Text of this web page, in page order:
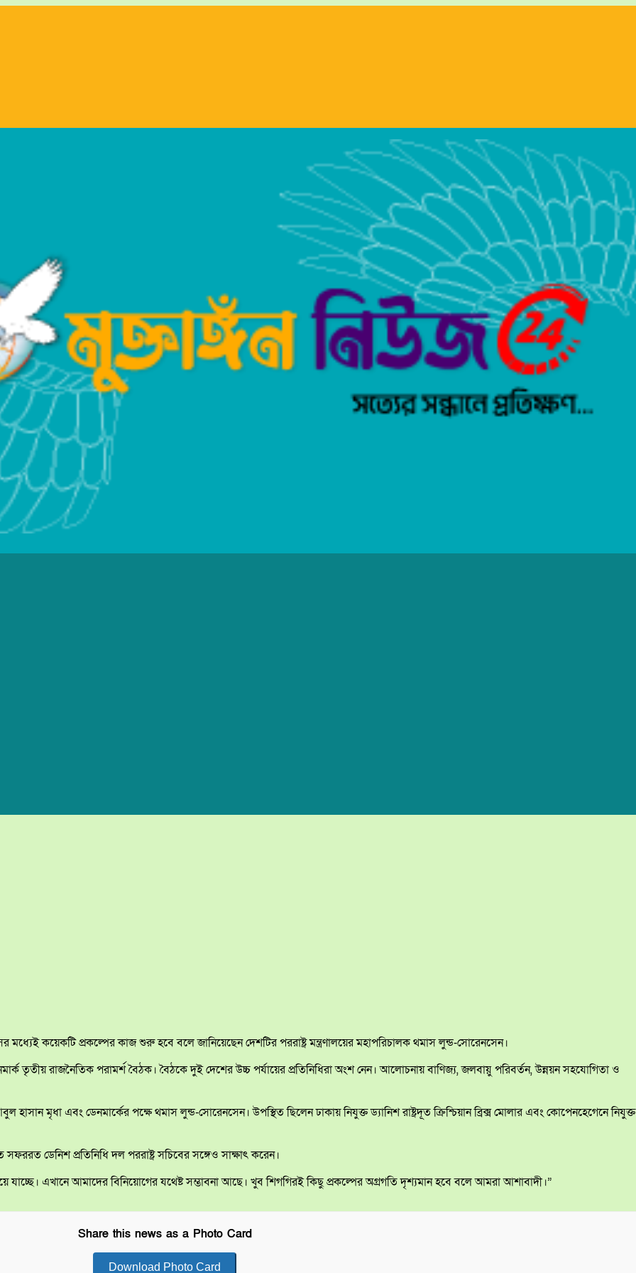
কয়েকটি প্রকল্পের কাজ শুরু হবে বলে জানিয়েছেন দেশটির পররাষ্ট্র মন্ত্রণালয়ের মহাপরিচালক থমাস লুন্ড-সোরেনসেন।
তৃতীয় রাজনৈতিক পরামর্শ বৈঠক। বৈঠকে দুই দেশের উচ্চ পর্যায়ের প্রতিনিধিরা অংশ নেন। আলোচনায় বাণিজ্য, জলবায়ু পরিবর্তন, উন্নয়ন সহযোগিতা ও
হাসান মৃধা এবং ডেনমার্কের পক্ষে থমাস লুন্ড-সোরেনসেন। উপস্থিত ছিলেন ঢাকায় নিযুক্ত ড্যানিশ রাষ্ট্রদূত ক্রিশ্চিয়ান ব্রিক্স মোলার এবং কোপেনহেগেনে নিযুক্ত
ডেনিশ প্রতিনিধি দল পররাষ্ট্র সচিবের সঙ্গেও সাক্ষাৎ করেন।
যাচ্ছে। এখানে আমাদের বিনিয়োগের যথেষ্ট সম্ভাবনা আছে। খুব শিগগিরই কিছু প্রকল্পের অগ্রগতি দৃশ্যমান হবে বলে আমরা আশাবাদী।”
Share this news as a Photo Card
Download Photo Card